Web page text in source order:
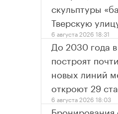
скульптуры
Тверскую
6 августа 2026 18:31
До 2030 года
построят
новых линий
откроют 29
6 августа 2026 18:03
Бронирования